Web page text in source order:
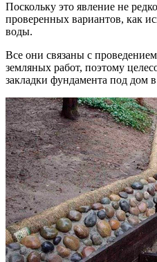
Поскольку это явление не
проверенных вариантов, как
воды.
Все они связаны с
земляных работ, поэтому
закладки фундамента под дом в